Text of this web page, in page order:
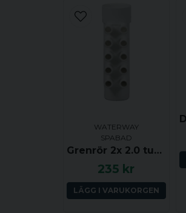
WATERWAY
SPABAD
Grenrör 2x 2.0 tum (ha-ho) till 10x 0.75 tum (ha)
235 kr
LÄGG I VARUKORGEN